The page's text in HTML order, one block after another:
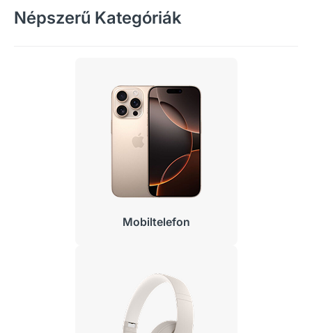
Népszerű Kategóriák
Mobiltelefon